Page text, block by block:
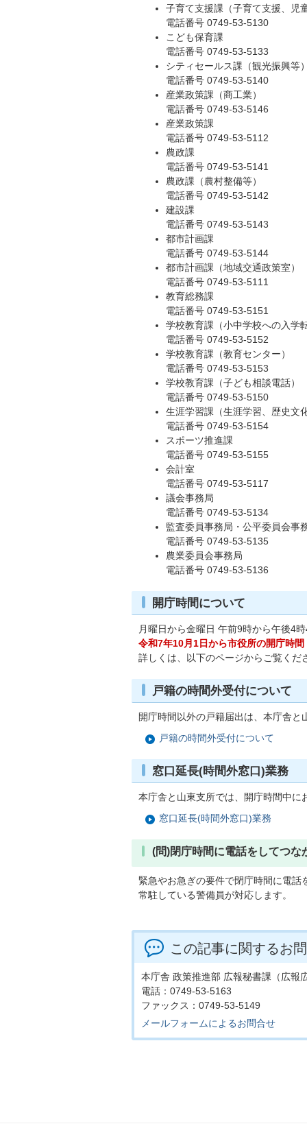
子育て支援課（子育て支援、児
電話番号 0749-53-5130
こども保育課
電話番号 0749-53-5133
シティセールス課（観光振興等）
電話番号 0749-53-5140
産業政策課（商工業）
電話番号 0749-53-5146
産業政策課
電話番号 0749-53-5112
農政課
電話番号 0749-53-5141
農政課（農村整備等）
電話番号 0749-53-5142
建設課
電話番号 0749-53-5143
都市計画課
電話番号 0749-53-5144
都市計画課（地域交通政策室）
電話番号 0749-53-5111
教育総務課
電話番号 0749-53-5151
学校教育課（小中学校への入学
電話番号 0749-53-5152
学校教育課（教育センター）
電話番号 0749-53-5153
学校教育課（子ども相談電話）
電話番号 0749-53-5150
生涯学習課（生涯学習、歴史文
電話番号 0749-53-5154
スポーツ推進課
電話番号 0749-53-5155
会計室
電話番号 0749-53-5117
議会事務局
電話番号 0749-53-5134
監査委員事務局・公平委員会事
電話番号 0749-53-5135
農業委員会事務局
電話番号 0749-53-5136
開庁時間について
月曜日から金曜日 午前9時から午後4
令和7年10月1日から市役所の開庁時
詳しくは、以下のページからご覧くだ
戸籍の時間外受付について
開庁時間以外の戸籍届出は、本庁舎と
戸籍の時間外受付について
窓口延長(時間外窓口)業務
本庁舎と山東支所では、開庁時間中に
窓口延長(時間外窓口)業務
(問)閉庁時間に電話をしてつな
緊急やお急ぎの要件で閉庁時間に電話
常駐している警備員が対応します。
この記事に関するお
本庁舎 政策推進部 広報秘書課（広報
電話：0749-53-5163
ファックス：0749-53-5149
メールフォームによるお問合せ